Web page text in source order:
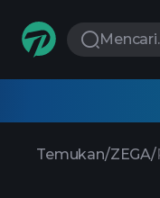
Temukan/ZEGA/